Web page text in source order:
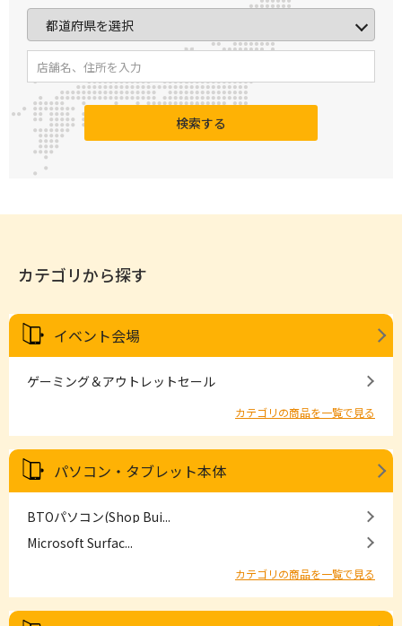
検索する
カテゴリから探す
イベント会場
ゲーミング＆アウトレットセール
カテゴリの商品を一覧で見る
パソコン・タブレット本体
BTOパソコン(Shop Bui...
Microsoft Surfac...
カテゴリの商品を一覧で見る